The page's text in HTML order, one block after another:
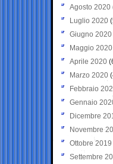
Agosto 2020
Luglio 2020
Giugno 2020
Maggio 2020
Aprile 2020
Marzo 2020
Febbraio
Gennaio
Dicembre
Novembre
Ottobre 2019
Settembre